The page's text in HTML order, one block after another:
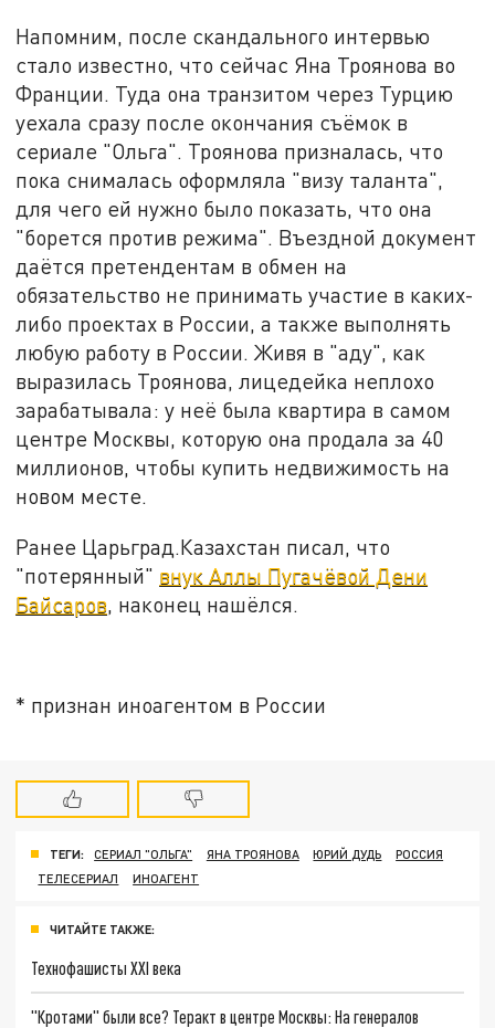
Напомним, после скандального интервью
стало известно, что сейчас Яна Троянова во
Франции. Туда она транзитом через Турцию
уехала сразу после окончания съёмок в
сериале "Ольга". Троянова призналась, что
пока снималась оформляла "визу таланта",
для чего ей нужно было показать, что она
"борется против режима". Въездной документ
даётся претендентам в обмен на
обязательство не принимать участие в каких-
либо проектах в России, а также выполнять
любую работу в России. Живя в "аду", как
выразилась Троянова, лицедейка неплохо
зарабатывала: у неё была квартира в самом
центре Москвы, которую она продала за 40
миллионов, чтобы купить недвижимость на
новом месте.
Ранее Царьград.Казахстан писал, что
"потерянный" внук Аллы Пугачёвой Дени
Байсаров, наконец нашёлся.
* признан иноагентом в России
ТЕГИ: СЕРИАЛ "ОЛЬГА" ЯНА ТРОЯНОВА ЮРИЙ ДУДЬ
РОССИЯ
ТЕЛЕСЕРИАЛ
ИНОАГЕНТ
ЧИТАЙТЕ ТАКЖЕ:
Технофашисты XXI века
"Кротами" были все? Теракт в центре Москвы: На генералов